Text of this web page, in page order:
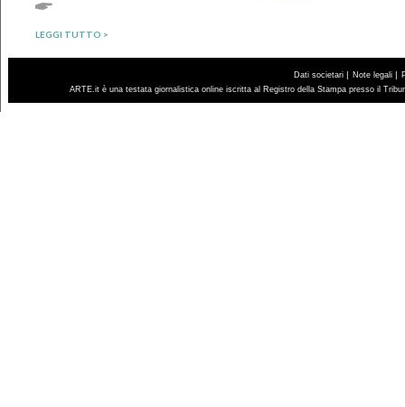
LEGGI TUTTO >
Dati societari | Note legali |
ARTE.it è una testata giornalistica online iscritta al Registro della Stampa presso il